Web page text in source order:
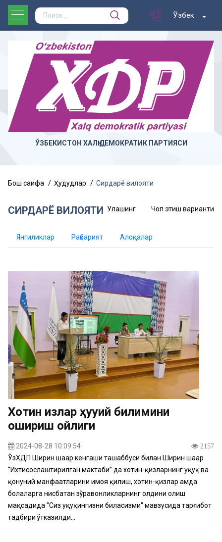
Ўзбек
ЎЗБЕКИСТОН ХАЛҚ ДЕМОКРАТИК ПАРТИЯСИ
Бош саҳифа Ҳудудлар Сирдарё вилояти
СИРДАРЁ ВИЛОЯТИ Улашинг Чоп этиш варианти
Янгиликлар Раҳбарият Алоқалар
Хотин қизлар ҳуқуқий билимини
ошириш ойлиги
2024-08-28 10:09:54 2157
ЎзХДП Ширин шаҳар кенгаши ташаббуси билан Ширин шаҳар
“Ихтисослаштирилган мактаби” да хотин-қизларнинг ҳуқуқ ва
қонуний манфаатларини ҳимоя қилиш, хотин-қизлар ҳамда
болаларга нисбатан зўравонликларнинг олдини олиш
мақсадида "Сиз ҳуқуқингизни биласизми" мавзусида тарғибот
тадбири ўтказилди...